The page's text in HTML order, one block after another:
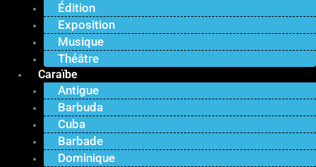
Édition
Exposition
Musique
Théâtre
Caraïbe
Antigue
Barbuda
Cuba
Barbade
Dominique